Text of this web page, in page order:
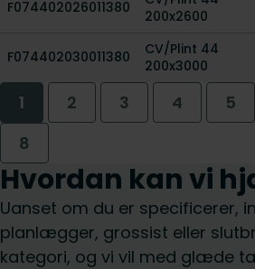
F074402026011380
200x2600
F074402030011380
CV/Plint 44
200x3000
1 2 3 4 5
8
Hvordan kan vi
Uanset om du er specificerer,
planlægger, grossist eller
kategori, og vi vil med glæde